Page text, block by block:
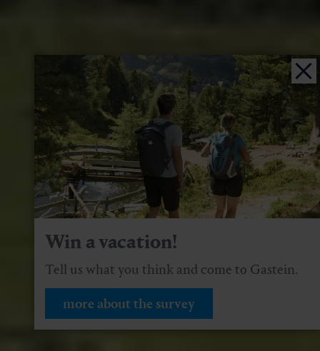
Win a vacation!
Tell us what you think and come to Gastein.
more about the survey